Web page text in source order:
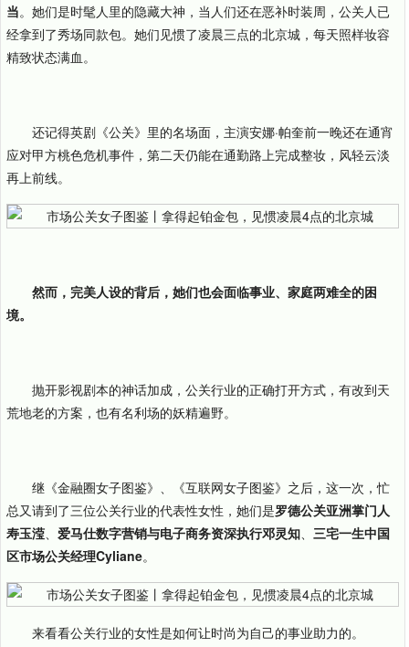
当。她们是时髦人里的隐藏大神，当人们还在恶补时装周，公关人已
经拿到了秀场同款包。她们见惯了凌晨三点的北京城，每天照样妆容
精致状态满血。
还记得英剧《公关》里的名场面，主演安娜·帕奎前一晚还在通宵
应对甲方桃色危机事件，第二天仍能在通勤路上完成整妆，风轻云淡
再上前线。
然而，完美人设的背后，她们也会面临事业、家庭两难全的困
境。
抛开影视剧本的神话加成，公关行业的正确打开方式，有改到天
荒地老的方案，也有名利场的妖精遍野。
继《金融圈女子图鉴》、《互联网女子图鉴》之后，这一次，忙
总又请到了三位公关行业的代表性女性，她们是罗德公关亚洲掌门人
寿玉滢、 爱马仕数字营销与电子商务资深执行邓灵知、 三宅一生中国
区市场公关经理Cyliane。
来看看公关行业的女性是如何让时尚为自己的事业助力的。